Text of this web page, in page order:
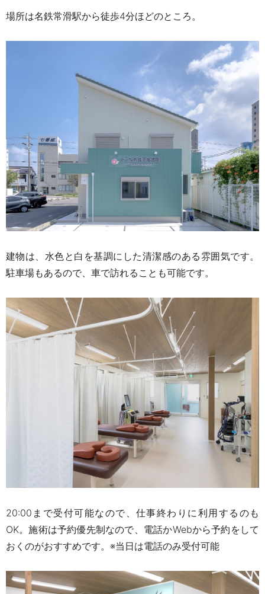
場所は名鉄常滑駅から徒歩4分ほどのところ。
建物は、水色と白を基調にした清潔感のある雰囲気です。
駐車場もあるので、車で訪れることも可能です。
20:00 まで受付可能なので、仕事終わりに利用するのも
OK。施術は予約優先制なので、電話かWebから予約をして
おくのがおすすめです。※当日は電話のみ受付可能